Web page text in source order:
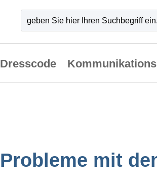
Dresscode
Probleme mit